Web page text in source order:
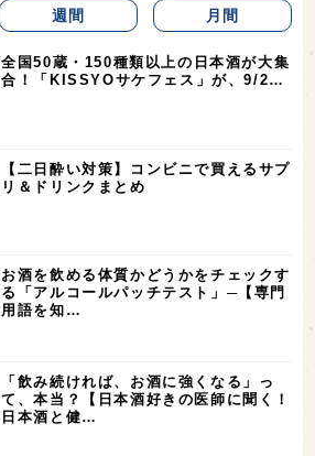
週間 月間
全国50蔵・150種類以上の日本酒が大集
合！「KISSYOサケフェス」が、9/2…
【二日酔い対策】コンビニで買えるサプ
リ＆ドリンクまとめ
お酒を飲める体質かどうかをチェックす
る「アルコールパッチテスト」─【専門
用語を知…
「飲み続ければ、お酒に強くなる」っ
て、本当？【日本酒好きの医師に聞く！
日本酒と健…